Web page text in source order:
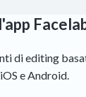
di editing
e Android.